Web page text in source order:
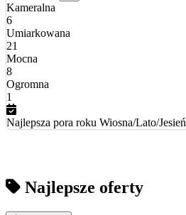
Kameralna
6
Umiarkowana
21
Mocna
8
Ogromna
1
Najlepsza pora roku Wiosna/Lato/Jesień
Najlepsze oferty